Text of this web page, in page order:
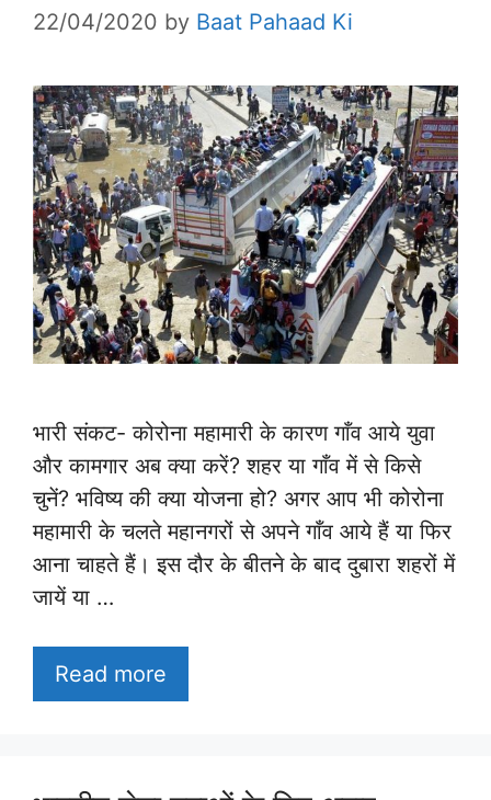
22/04/2020 by Baat Pahaad Ki
भारी संकट- कोरोना महामारी के कारण गाँव आये युवा
और कामगार अब क्या करें? शहर या गाँव में से किसे
चुनें? भविष्य की क्या योजना हो? अगर आप भी कोरोना
महामारी के चलते महानगरों से अपने गाँव आये हैं या फिर
आना चाहते हैं। इस दौर के बीतने के बाद दुबारा शहरों में
जायें या …
Read more